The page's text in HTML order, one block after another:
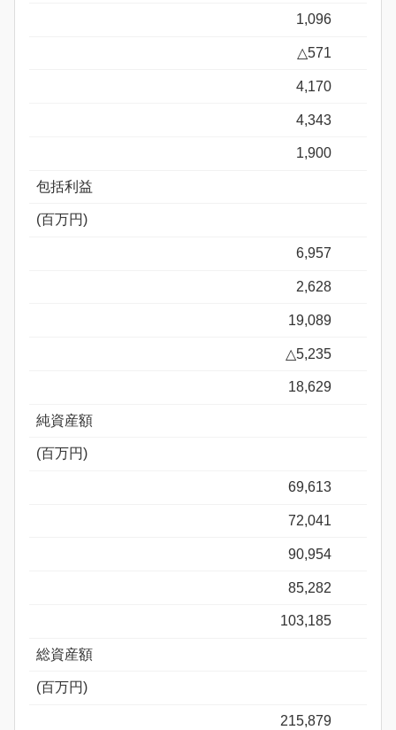
1,096
△571
4,170
4,343
1,900
包括利益
(百万円)
6,957
2,628
19,089
△5,235
18,629
純資産額
(百万円)
69,613
72,041
90,954
85,282
103,185
総資産額
(百万円)
215,879